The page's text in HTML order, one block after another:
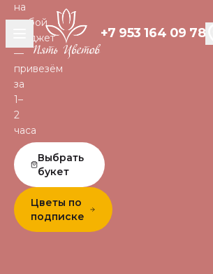
+7 953 164 09 78
на
любой
бюджет
—
привезём
за
1–
2
часа
Выбрать
букет
Цветы по
подписке